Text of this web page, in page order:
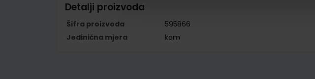
Detalji proizvoda
Šifra proizvoda
595866
Jedinična mjera
kom